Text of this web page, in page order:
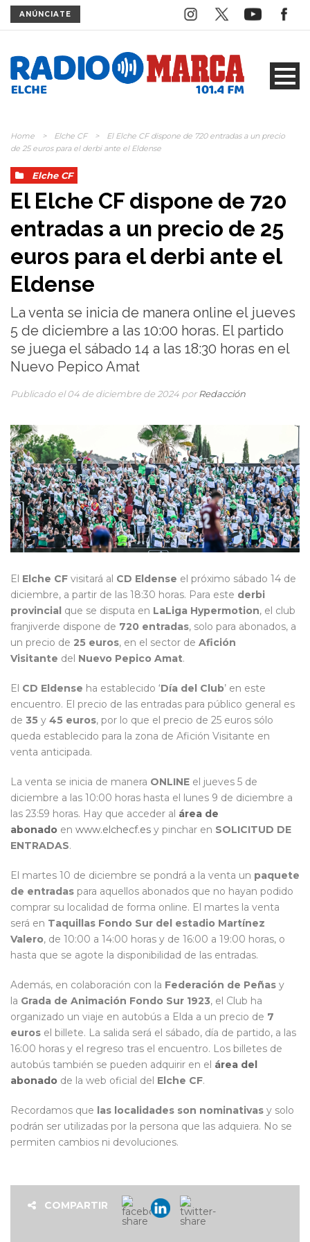
ANÚNCIATE
Home > Elche CF >
El Elche CF dispone de 720 entradas a un precio
de 25 euros para el derbi ante el Eldense
Elche CF
El Elche CF dispone de 720
entradas a un precio de 25
euros para el derbi ante el
Eldense
La venta se inicia de manera online el jueves
5 de diciembre a las 10:00 horas. El partido
se juega el sábado 14 a las 18:30 horas en el
Nuevo Pepico Amat
Publicado el 04 de diciembre de 2024 por Redacción
El Elche CF visitará al CD Eldense el próximo sábado 14 de
diciembre, a partir de las 18:30 horas. Para este derbi
provincial que se disputa en LaLiga Hypermotion, el club
franjiverde dispone de 720 entradas, solo para abonados, a
un precio de 25 euros, en el sector de Afición
Visitante del Nuevo Pepico Amat.
El CD Eldense ha establecido ‘Día del Club’ en este
encuentro. El precio de las entradas para público general es
de 35 y 45 euros, por lo que el precio de 25 euros sólo
queda establecido para la zona de Afición Visitante en
venta anticipada.
La venta se inicia de manera ONLINE el jueves 5 de
diciembre a las 10:00 horas hasta el lunes 9 de diciembre a
las 23:59 horas. Hay que acceder al área de
abonado en www.elchecf.es y pinchar en SOLICITUD DE
ENTRADAS.
El martes 10 de diciembre se pondrá a la venta un paquete
de entradas para aquellos abonados que no hayan podido
comprar su localidad de forma online. El martes la venta
será en Taquillas Fondo Sur del estadio Martínez
Valero, de 10:00 a 14:00 horas y de 16:00 a 19:00 horas, o
hasta que se agote la disponibilidad de las entradas.
Además, en colaboración con la Federación de Peñas y
la Grada de Animación Fondo Sur 1923, el Club ha
organizado un viaje en autobús a Elda a un precio de 7
euros el billete. La salida será el sábado, día de partido, a las
16:00 horas y el regreso tras el encuentro. Los billetes de
autobús también se pueden adquirir en el área del
abonado de la web oficial del Elche CF.
Recordamos que las localidades son nominativas y solo
podrán ser utilizadas por la persona que las adquiera. No se
permiten cambios ni devoluciones.
COMPARTIR